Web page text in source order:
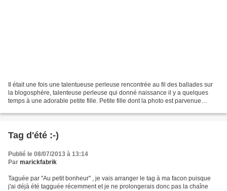
Il était une fois une talentueuse perleuse rencontrée au fil des ballades sur
la blogosphère, talenteuse perleuse qui donné naissance il y a quelques
temps à une adorable petite fille. Petite fille dont la photo est parvenue
Tag d'été :-)
Publié le 08/07/2013 à 13:14
Par marickfabrik
Taguée par "Au petit bonheur" , je vais arranger le tag à ma facon puisque
j'ai déjà été tagguée récemment et je ne prolongerais donc pas la chaîne